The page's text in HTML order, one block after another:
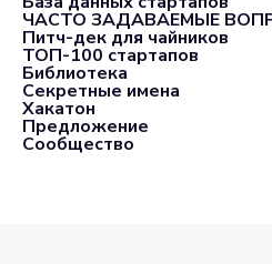
ЧАСТО ЗАДАВАЕМЫЕ
Питч-дек для чайников
ТОП-100 стартапов
Библиотека
Секретные имена
Хакатон
Предложение
Сообщество